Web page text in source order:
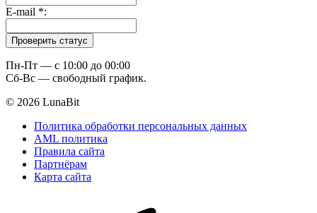
E-mail *:
Пн-Пт — c 10:00 до 00:00
Сб-Вс — свободный график.
© 2026 LunaBit
Политика обработки персональных данных
AML политика
Правила сайта
Партнёрам
Карта сайта